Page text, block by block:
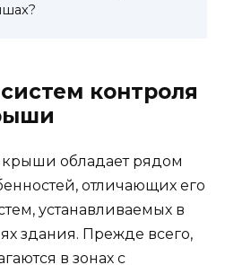
контроля
крыши обладает рядом
отличающих его
устанавливаемых в
здания. Прежде всего,
в зонах с